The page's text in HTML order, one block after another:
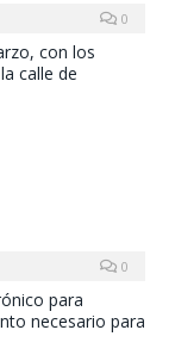
0
con los
calle de
0
para
necesario para